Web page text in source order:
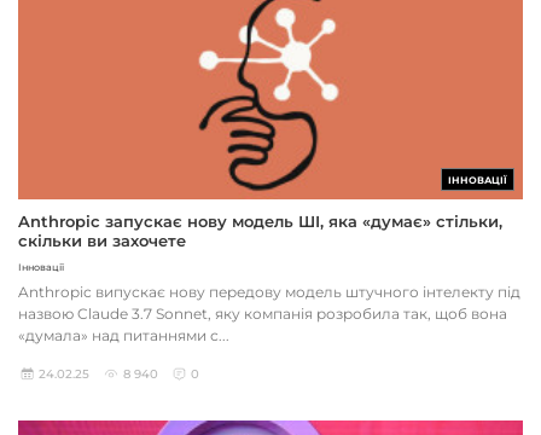
ІННОВАЦІЇ
Anthropic запускає нову модель ШІ, яка «думає» стільки,
скільки ви захочете
Інновації
Anthropic випускає нову передову модель штучного інтелекту під
назвою Claude 3.7 Sonnet, яку компанія розробила так, щоб вона
«думала» над питаннями с...
24.02.25 8 940 0